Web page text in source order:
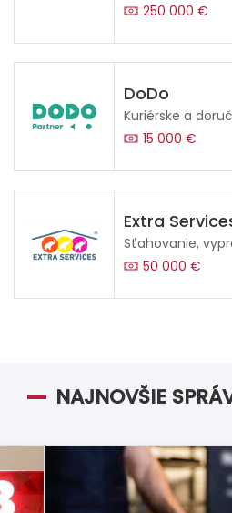
250 000 €
DoDo
Kuriérske a
15 000 €
Extra
Sťahovanie,
50 000 €
NAJNOVŠIE